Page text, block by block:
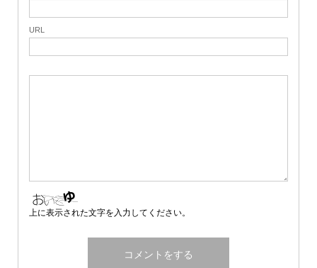
URL
上に表示された文字を入力してください。